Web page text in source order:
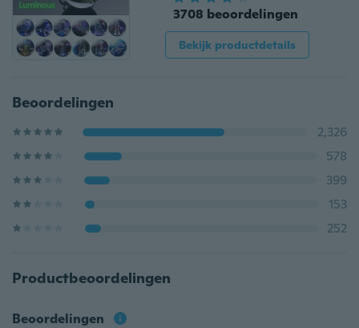
3708 beoordelingen
Bekijk productdetails
Beoordelingen
2,326
578
399
153
252
Productbeoordelingen
Beoordelingen